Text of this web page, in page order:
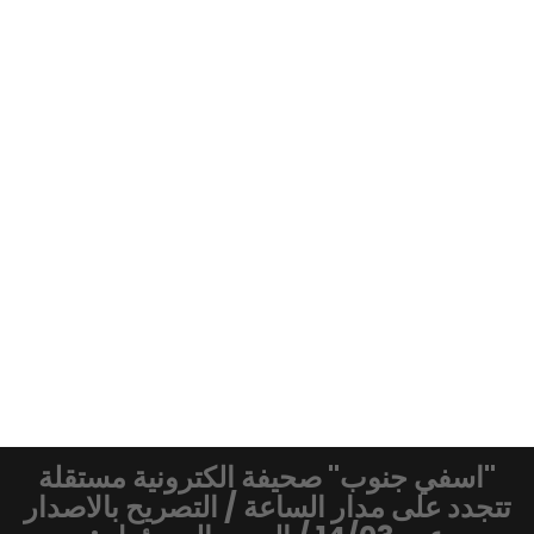
"اسفي جنوب" صحيفة الكترونية مستقلة
تتجدد على مدار الساعة / التصريح بالاصدار